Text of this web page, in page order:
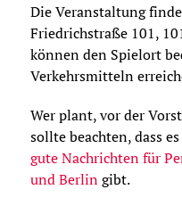
Die Veranstaltung
Friedrichstraße 101,
können den Spielort
Verkehrsmitteln
Wer plant, vor der
sollte beachten, dass
gute Nachrichten für
und Berlingibt.